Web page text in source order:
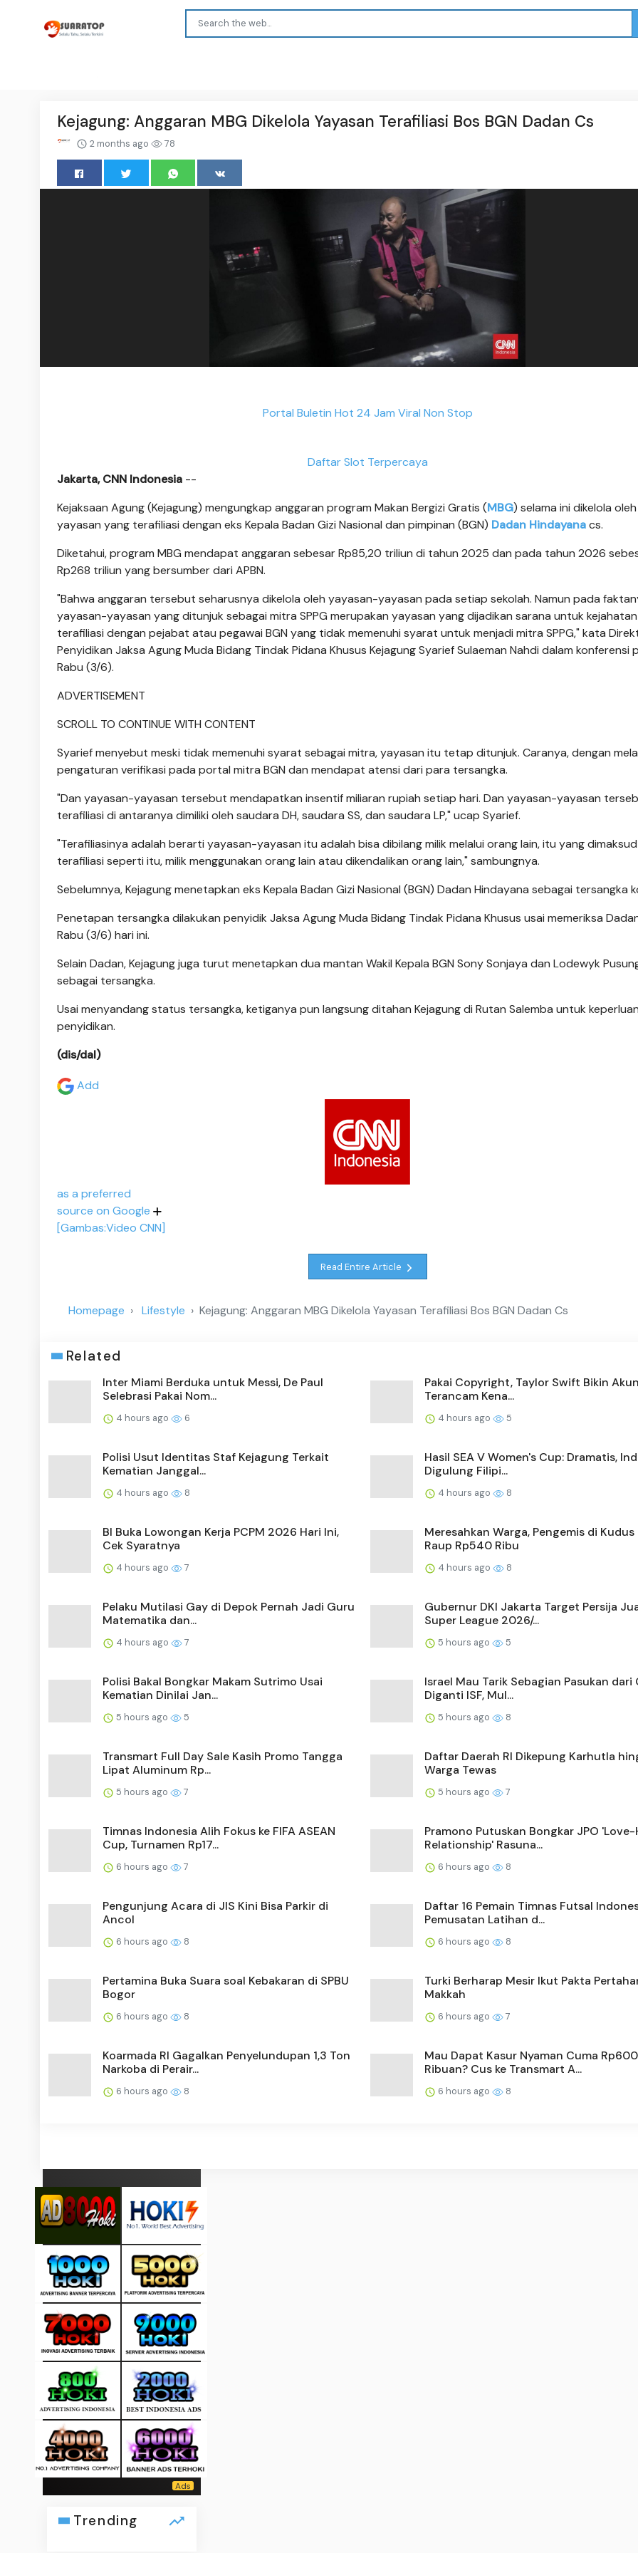
Kejagung: Anggaran MBG Dikelola Yayasan Terafiliasi Bos BGN Dadan Cs
2 months ago 78
Portal Buletin Hot 24 Jam Viral Non Stop
Daftar Slot Terpercaya
Jakarta, CNN Indonesia --
Kejaksaan Agung (Kejagung) mengungkap anggaran program Makan Bergizi Gratis (MBG) selama ini dikelola oleh
yayasan yang terafiliasi dengan eks Kepala Badan Gizi Nasional dan pimpinan (BGN) Dadan Hindayanacs.
Diketahui, program MBG mendapat anggaran sebesar Rp85,20 triliun di tahun 2025 dan pada tahun 2026
Rp268 triliun yang bersumber dari APBN.
"Bahwa anggaran tersebut seharusnya dikelola oleh yayasan-yayasan pada setiap sekolah. Namun pada
yayasan-yayasan yang ditunjuk sebagai mitra SPPG merupakan yayasan yang dijadikan sarana untuk
terafiliasi dengan pejabat atau pegawai BGN yang tidak memenuhi syarat untuk menjadi mitra SPPG," kata
Penyidikan Jaksa Agung Muda Bidang Tindak Pidana Khusus Kejagung Syarief Sulaeman Nahdi dalam konferensi
Rabu (3/6).
ADVERTISEMENT
SCROLL TO CONTINUE WITH CONTENT
Syarief menyebut meski tidak memenuhi syarat sebagai mitra, yayasan itu tetap ditunjuk. Caranya, dengan
pengaturan verifikasi pada portal mitra BGN dan mendapat atensi dari para tersangka.
"Dan yayasan-yayasan tersebut mendapatkan insentif miliaran rupiah setiap hari. Dan yayasan-yayasan
terafiliasi di antaranya dimiliki oleh saudara DH, saudara SS, dan saudara LP," ucap Syarief.
"Terafiliasinya adalah berarti yayasan-yayasan itu adalah bisa dibilang milik melalui orang lain, itu yang dimaksud
terafiliasi seperti itu, milik menggunakan orang lain atau dikendalikan orang lain," sambungnya.
Sebelumnya, Kejagung menetapkan eks Kepala Badan Gizi Nasional (BGN) Dadan Hindayana sebagai tersangka
Penetapan tersangka dilakukan penyidik Jaksa Agung Muda Bidang Tindak Pidana Khusus usai memeriksa
Rabu (3/6) hari ini.
Selain Dadan, Kejagung juga turut menetapkan dua mantan Wakil Kepala BGN Sony Sonjaya dan Lodewyk
sebagai tersangka.
Usai menyandang status tersangka, ketiganya pun langsung ditahan Kejagung di Rutan Salemba untuk
penyidikan.
(dis/dal)
Add
as a preferred
source on Google
[Gambas:Video CNN]
Read Entire Article
Homepage Lifestyle Kejagung: Anggaran MBG Dikelola Yayasan Terafiliasi Bos BGN Dadan Cs
Related
Inter Miami Berduka untuk Messi, De Paul
Selebrasi Pakai Nom...
4 hours ago 6
Pakai Copyright, Taylor Swift Bikin
Terancam Kena...
4 hours ago 5
Polisi Usut Identitas Staf Kejagung Terkait
Kematian Janggal...
4 hours ago 8
Hasil SEA V Women's Cup: Dramatis,
Digulung Filipi...
4 hours ago 8
BI Buka Lowongan Kerja PCPM 2026 Hari Ini,
Cek Syaratnya
4 hours ago 7
Meresahkan Warga, Pengemis di Kudus
Raup Rp540 Ribu
4 hours ago 8
Pelaku Mutilasi Gay di Depok Pernah Jadi Guru
Matematika dan...
4 hours ago 7
Gubernur DKI Jakarta Target Persija
Super League 2026/...
5 hours ago 5
Polisi Bakal Bongkar Makam Sutrimo Usai
Kematian Dinilai Jan...
5 hours ago 5
Israel Mau Tarik Sebagian Pasukan dari
Diganti ISF, Mul...
5 hours ago 8
Transmart Full Day Sale Kasih Promo Tangga
Lipat Aluminum Rp...
5 hours ago 7
Daftar Daerah RI Dikepung Karhutla
Warga Tewas
5 hours ago 7
Timnas Indonesia Alih Fokus ke FIFA ASEAN
Cup, Turnamen Rp17...
6 hours ago 7
Pramono Putuskan Bongkar JPO
Relationship' Rasuna...
6 hours ago 8
Pengunjung Acara di JIS Kini Bisa Parkir di
Ancol
6 hours ago 8
Daftar 16 Pemain Timnas Futsal
Pemusatan Latihan d...
6 hours ago 8
Pertamina Buka Suara soal Kebakaran di SPBU
Bogor
6 hours ago 8
Turki Berharap Mesir Ikut Pakta
Makkah
6 hours ago 7
Koarmada RI Gagalkan Penyelundupan 1,3 Ton
Narkoba di Perair...
6 hours ago 8
Mau Dapat Kasur Nyaman Cuma Rp600
Ribuan? Cus ke Transmart A...
6 hours ago 8
Trending